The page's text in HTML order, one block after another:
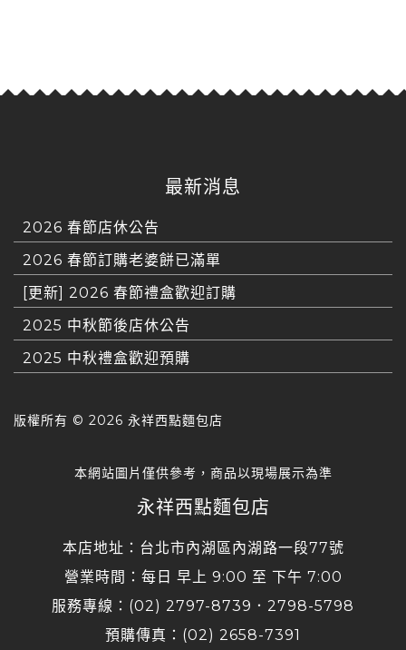
最新消息
2026 春節店休公告
2026 春節訂購老婆餅已滿單
[更新] 2026 春節禮盒歡迎訂購
2025 中秋節後店休公告
2025 中秋禮盒歡迎預購
版權所有 © 2026 永祥西點麵包店
本網站圖片僅供參考，商品以現場展示為準
永祥西點麵包店
本店地址：台北市內湖區內湖路一段77號
營業時間：每日 早上 9:00 至 下午 7:00
服務專線：(02) 2797-8739．2798-5798
預購傳真：(02) 2658-7391